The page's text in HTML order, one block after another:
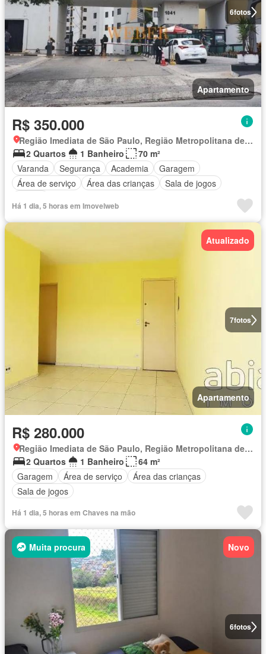
6fotos
Apartamento
R$ 350.000
Região Imediata de São Paulo, Região Metropolitana de São Paulo
2 Quartos
1 Banheiro
70 m²
Varanda
Segurança Academia
Garagem
Área de serviço
Área das crianças
Sala de jogos
Há 1 dia, 5 horas em Imovelweb
7fotos
Atualizado
Apartamento
R$ 280.000
Região Imediata de São Paulo, Região Metropolitana de São Paulo
2 Quartos
1 Banheiro
64 m²
Garagem
Área de serviço
Área das crianças
Sala de jogos
Há 1 dia, 5 horas em Chaves na mão
6fotos
Muita procura Novo